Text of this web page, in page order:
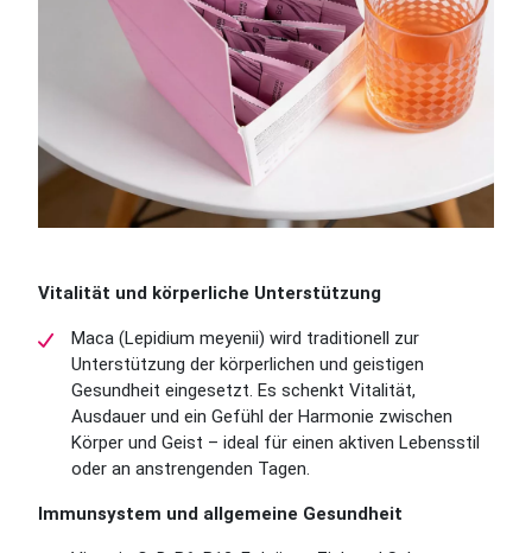
Vitalität und körperliche Unterstützung
Maca (Lepidium meyenii) wird traditionell zur
Unterstützung der körperlichen und geistigen
Gesundheit eingesetzt. Es schenkt Vitalität,
Ausdauer und ein Gefühl der Harmonie zwischen
Körper und Geist – ideal für einen aktiven Lebensstil
oder an anstrengenden Tagen.
Immunsystem und allgemeine Gesundheit